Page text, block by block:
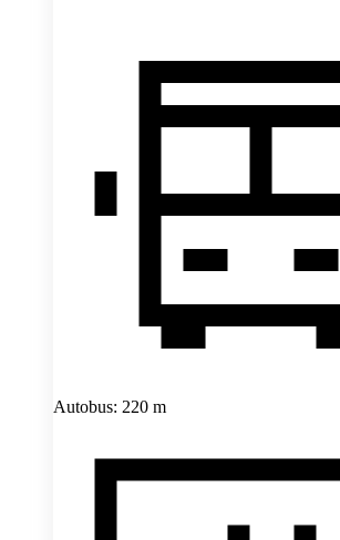
Autobus: 220 m